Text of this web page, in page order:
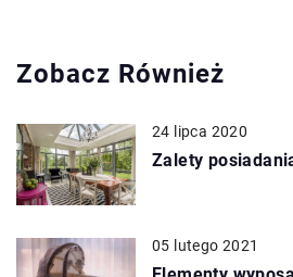
Zobacz Również
24 lipca 2020
Zalety
05 lutego 2021